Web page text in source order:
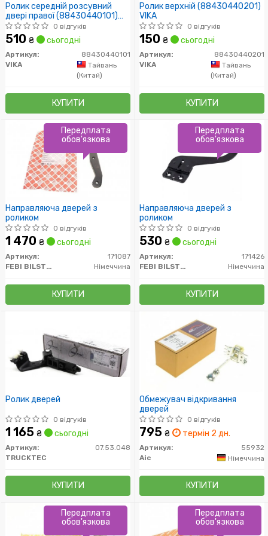
Ролик середній розсувний
двері правої (88430440101)
VIKA
0 відгуків
510 ₴ сьогодні
Артикул:
88430440101
VIKA
Тайвань
(Китай)
КУПИТИ
Ролик верхній (88430440201)
VIKA
0 відгуків
150 ₴ сьогодні
Артикул:
88430440201
VIKA
Тайвань
(Китай)
КУПИТИ
Направляюча дверей з
роликом
0 відгуків
1 470 ₴ сьогодні
Артикул:
171087
FEBI BILSTEIN
Німеччина
КУПИТИ
Передплата
обов'язкова
Направляюча дверей з
роликом
0 відгуків
530 ₴ сьогодні
Артикул:
171426
FEBI BILSTEIN
Німеччина
КУПИТИ
Передплата
обов'язкова
Ролик дверей
0 відгуків
1 165 ₴ сьогодні
Артикул:
07.53.048
TRUCKTEC
КУПИТИ
Обмежувач відкривання
дверей
0 відгуків
795 ₴ термін 2 дн.
Артикул:
55932
Aic
Німеччина
КУПИТИ
Передплата
обов'язкова
Передплата
обов'язкова